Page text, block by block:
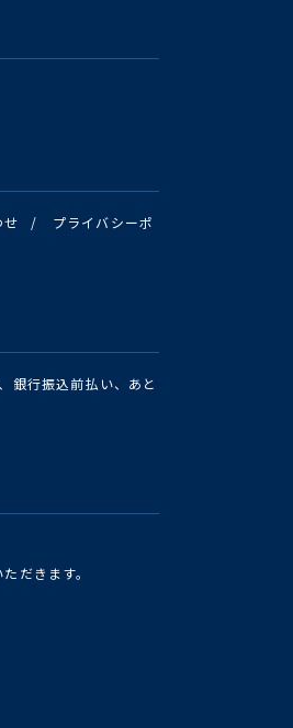
せ /
プライバシーポ
銀行振込前払い、あと
だきます。